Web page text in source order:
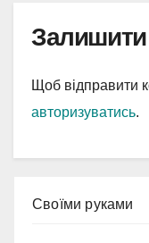
Залишити
Щоб відправити
авторизуватись.
Cвоїми руками